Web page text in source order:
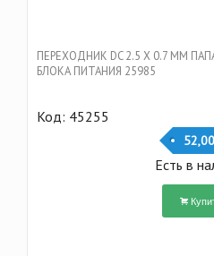
ПЕРЕХОДНИК DC 2.5 Х 0.7 ММ
БЛОКА ПИТАНИЯ 25985
Код: 45255
Есть в